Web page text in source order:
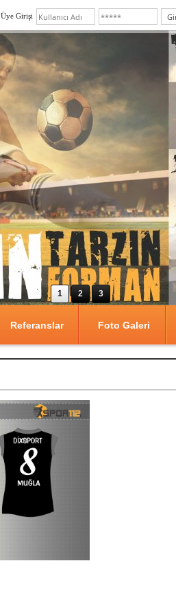
Üye Girişi
1 2 3
Referanslar Foto Galeri